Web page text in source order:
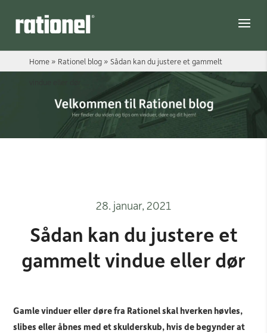
Home » Rationel blog »Sådan kan du justere et gammelt
28. januar, 2021
Sådan kan du justere et
gammelt vindue eller dør
Gamle vinduer eller døre fra Rationel skal hverken høvles,
slibes eller åbnes med et skulderskub, hvis de begynder at